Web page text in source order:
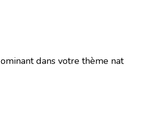
dans votre thème nat